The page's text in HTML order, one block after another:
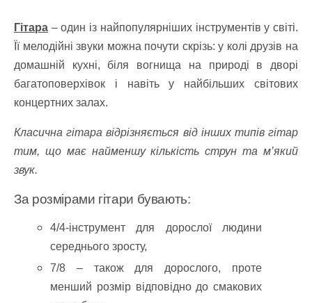
Гітара – один із найпопулярніших інструментів у світі.
Її мелодійні звуки можна почути скрізь: у колі друзів на
домашній кухні, біля вогнища на природі в дворі
багатоповерхівок і навіть у найбільших світових
концертних залах.
Класична гітара відрізняється від інших типів гітар
тим, що має найменшу кількість струн та м’який
звук.
За розмірами гітари бувають:
4/4-інструмент для дорослої людини
середнього зросту,
7/8 – також для дорослого, проте
менший розмір відповідно до смакових